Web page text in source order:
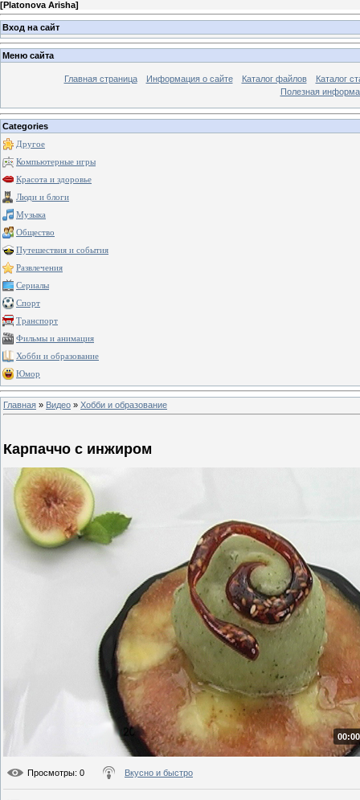
[Platonova Arisha]
Вход на сайт
Меню сайта
Главная страница Информация о сайте Каталог файлов
Каталог
Полезная
Categories
Другое
Компьютерные игры
Красота и здоровье
Люди и блоги
Музыка
Общество
Путешествия и события
Развлечения
Сериалы
Спорт
Транспорт
Фильмы и анимация
Хобби и образование
Юмор
Главная » Видео » Хобби и образование
Карпаччо с инжиром
Просмотры: 0 Вкусно и быстро